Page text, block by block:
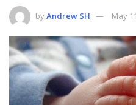
byAndrew SH May